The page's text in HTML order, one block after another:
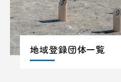
地域登録団体一覧